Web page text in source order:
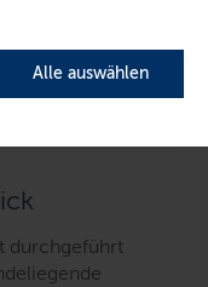
Alle auswählen
durchgeführt